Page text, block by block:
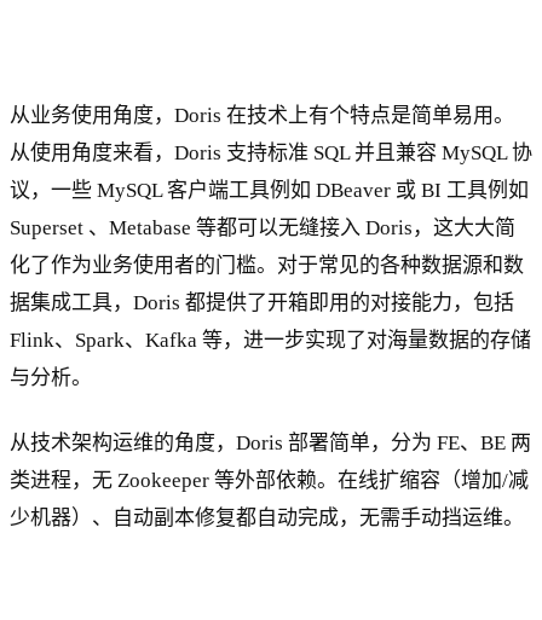
从业务使用角度，Doris 在技术上有个特点是简单易用。
从使用角度来看，Doris 支持标准 SQL 并且兼容 MySQL 协
议，一些 MySQL 客户端工具例如 DBeaver 或 BI 工具例如
Superset 、Metabase 等都可以无缝接入 Doris，这大大简
化了作为业务使用者的门槛。对于常见的各种数据源和数
据集成工具，Doris 都提供了开箱即用的对接能力，包括
Flink、Spark、Kafka 等，进一步实现了对海量数据的存储
与分析。
从技术架构运维的角度，Doris 部署简单，分为 FE、BE 两
类进程，无 Zookeeper 等外部依赖。在线扩缩容（增加/减
少机器）、自动副本修复都自动完成，无需手动挡运维。